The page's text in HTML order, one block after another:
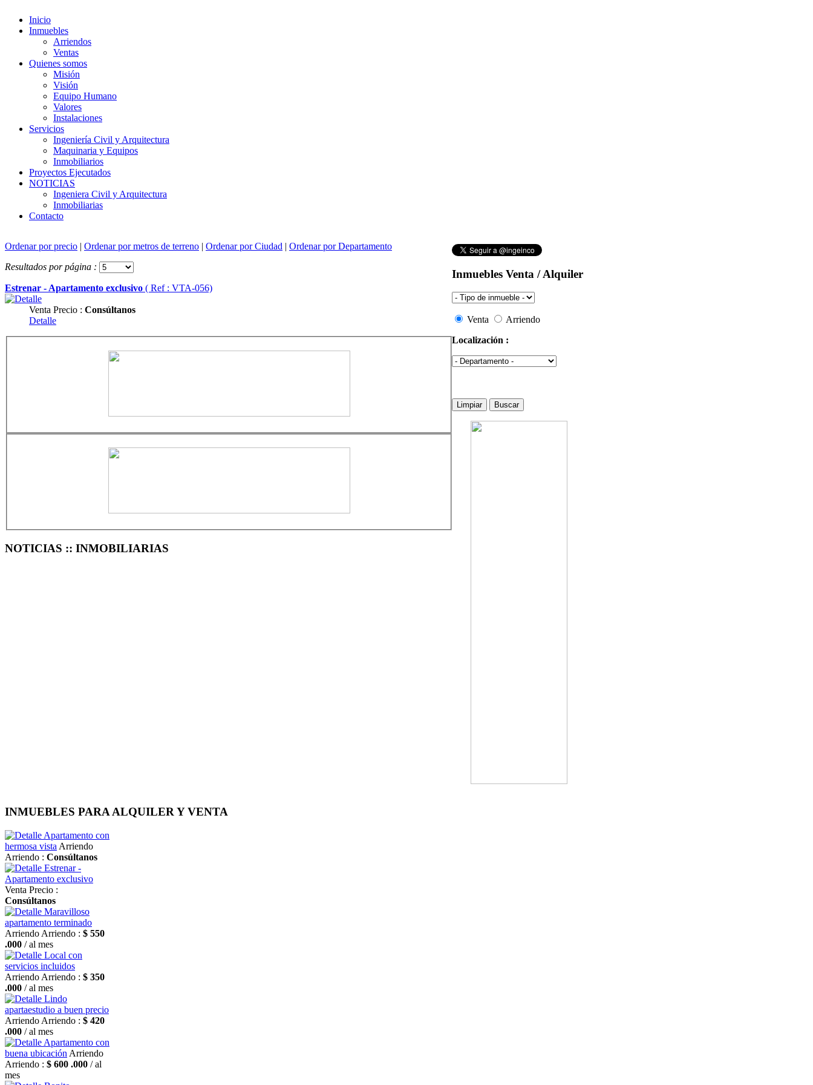
Inicio
Inmuebles
Arriendos
Ventas
Quienes somos
Misión
Visión
Equipo Humano
Valores
Instalaciones
Servicios
Ingeniería Civil y Arquitectura
Maquinaria y Equipos
Inmobiliarios
Proyectos Ejecutados
NOTICIAS
Ingeniera Civil y Arquitectura
Inmobiliarias
Contacto
Ordenar por precio | Ordenar por metros de terreno | Ordenar por Ciudad | Ordenar por Departamento
Resultados por página :
Estrenar - Apartamento exclusivo ( Ref : VTA-056)
Venta Precio : Consúltanos
Detalle
Inmuebles Venta / Alquiler
Venta
Arriendo
Localización :
INMUEBLES PARA ALQUILER Y VENTA
Apartamento con
hermosa vista Arriendo
Arriendo : Consúltanos
Estrenar -
Apartamento exclusivo
Venta Precio :
Consúltanos
Maravilloso
apartamento terminado
Arriendo Arriendo : $ 550
.000 / al mes
Local con
servicios incluidos
Arriendo Arriendo : $ 350
.000 / al mes
Lindo
apartaestudio a buen precio
Arriendo Arriendo : $ 420
.000 / al mes
Apartamento con
buena ubicación Arriendo
Arriendo : $ 600 .000 / al
mes
NOTICIAS :: INMOBILIARIAS